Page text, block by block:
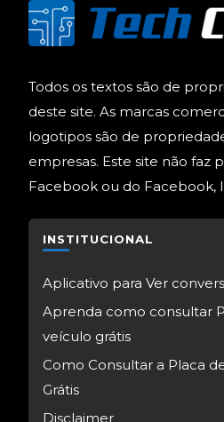
Todos os textos são de
deste site. As marcas
logotipos são de
empresas. Este site não faz
Facebook ou do Facebook,
INSTITUCIONAL
Aplicativo para Ver
Aprenda como consultar
veículo grátis
Como Consultar a Placa
Grátis
Disclaimer